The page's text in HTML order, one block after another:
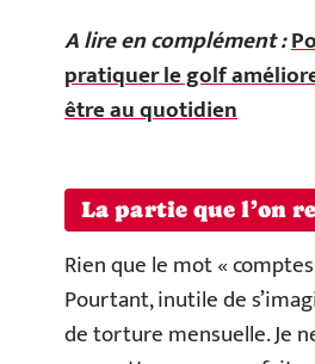
A lire en complément :
pratiquer le golf
être au quotidien
La partie que l’on
Rien que le mot «
Pourtant, inutile de
de torture mensuelle. Je